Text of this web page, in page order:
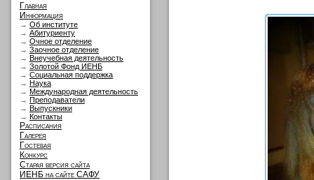
Главная
Информация
→ Об институте
→ Абитуриенту
→ Очное отделение
→ Заочное отделение
→ Внеучебная деятельность
→ Золотой Фонд ИЕНБ
→ Социальная поддержка
→ Наука
→ Международная деятельность
→ Преподаватели
→ Выпускники
→ Контакты
Расписания
Галерея
Гостевая
Конкурс
Старая версия сайта
ИЕНБ на сайте САФУ